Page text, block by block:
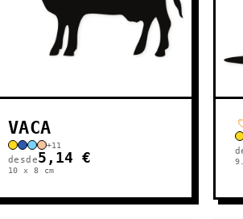
VACA
+11
desde5,14 €
10 x 8 cm